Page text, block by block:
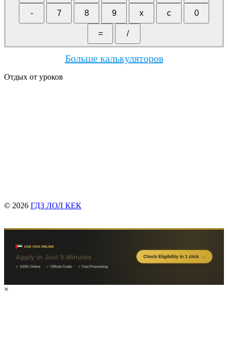
Больше калькуляторов
Отдых от уроков
© 2026 ГДЗ ЛОЛ КЕК
×